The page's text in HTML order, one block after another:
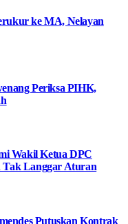
ke MA, Nelayan
Periksa PIHK,
Wakil Ketua DPC
Langgar Aturan
Putuskan Kontrak